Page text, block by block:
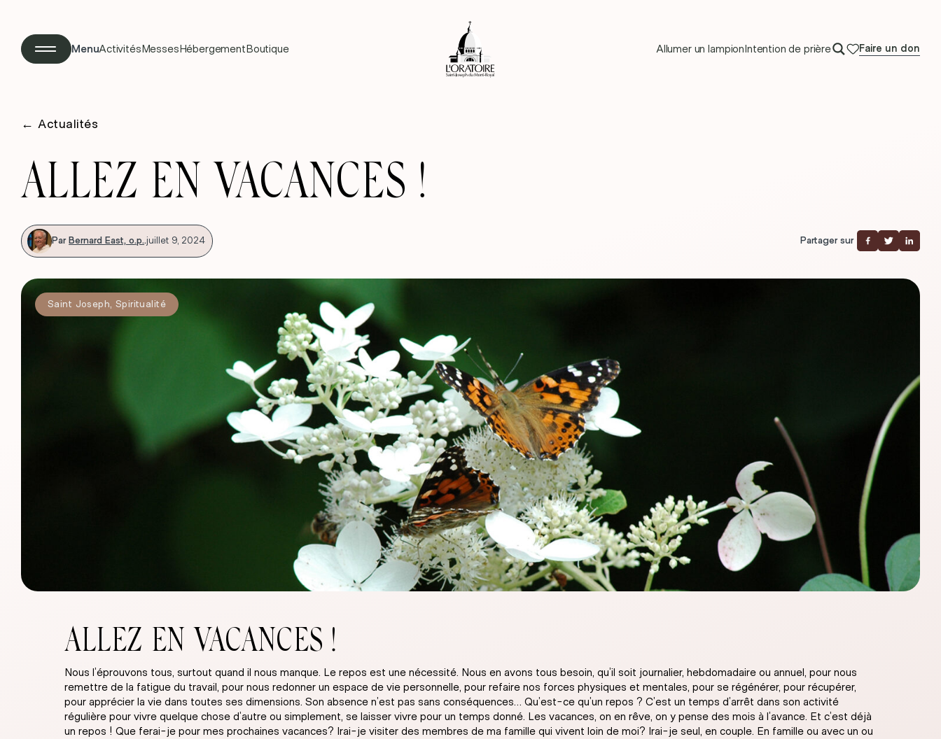
MenuActivités Messes Hébergement Boutique Allumer un lampion Intention de prière Faire un don
← Actualités
ALLEZ EN VACANCES !
Par Bernard East, o.p..juillet 9, 2024 Partager sur
Saint Joseph Spiritualité
ALLEZ EN VACANCES !
Nous l’éprouvons tous, surtout quand il nous manque. Le repos est une nécessité. Nous en avons tous besoin, qu’il soit journalier, hebdomadaire ou annuel, pour nous
remettre de la fatigue du travail, pour nous redonner un espace de vie personnelle, pour refaire nos forces physiques et mentales, pour se régénérer, pour récupérer,
pour apprécier la vie dans toutes ses dimensions. Son absence n’est pas sans conséquences… Qu’est-ce qu’un repos ? C’est un temps d’arrêt dans son activité
régulière pour vivre quelque chose d’autre ou simplement, se laisser vivre pour un temps donné. Les vacances, on en rêve, on y pense des mois à l’avance. Et c’est déjà
un repos ! Que ferai-je pour mes prochaines vacances? Irai-je visiter des membres de ma famille qui vivent loin de moi? Irai-je seul, en couple. En famille ou avec un ou